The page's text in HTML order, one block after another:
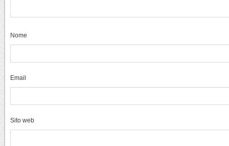
Nome
Email
Sito web